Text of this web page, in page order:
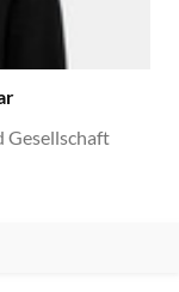
Gesellschaft